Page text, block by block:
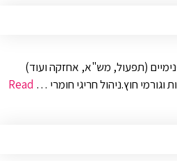
(תפעול, מש"א, אחזקה ועוד)
Read